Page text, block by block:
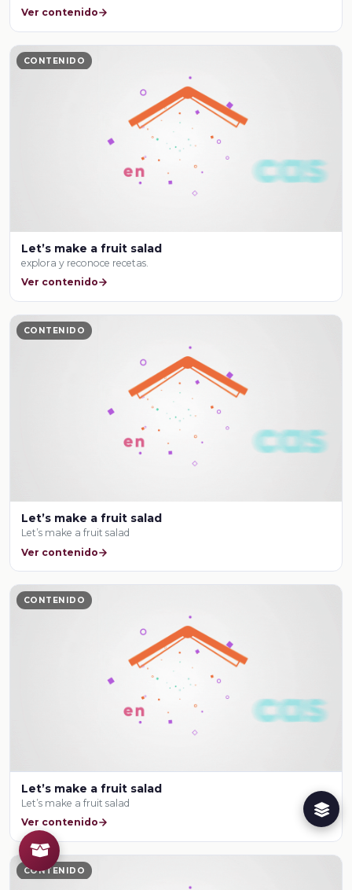
Ver contenido
CONTENIDO
Let’s make a fruit salad
explora y reconoce recetas.
Ver contenido
CONTENIDO
Let’s make a fruit salad
Let’s make a fruit salad
Ver contenido
CONTENIDO
Let’s make a fruit salad
Let’s make a fruit salad
Ver contenido
CONTENIDO